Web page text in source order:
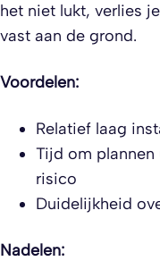
het niet lukt, verlies
vast aan de grond.
Voordelen:
Relatief laag
Tijd om
risico
Duidelijkheid
Nadelen: